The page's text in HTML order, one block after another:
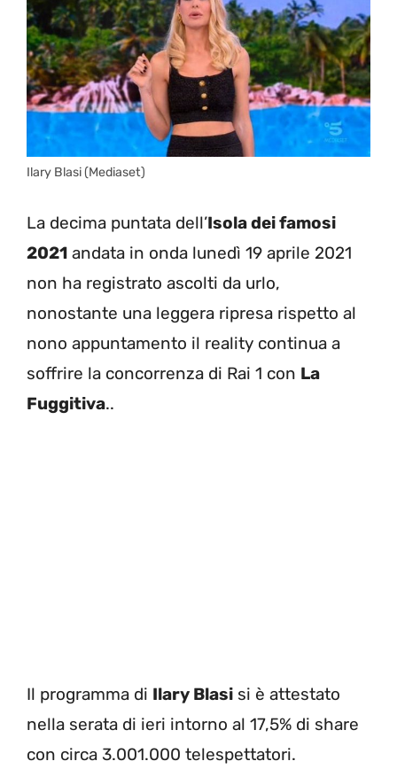
Ilary Blasi (Mediaset)
La decima puntata dell’Isola dei famosi
2021 andata in onda lunedì 19 aprile 2021
non ha registrato ascolti da urlo,
nonostante una leggera ripresa rispetto al
nono appuntamento il reality continua a
soffrire la concorrenza di Rai 1 con La
Fuggitiva..
Il programma di Ilary Blasi si è attestato
nella serata di ieri intorno al 17,5% di share
con circa 3.001.000 telespettatori.